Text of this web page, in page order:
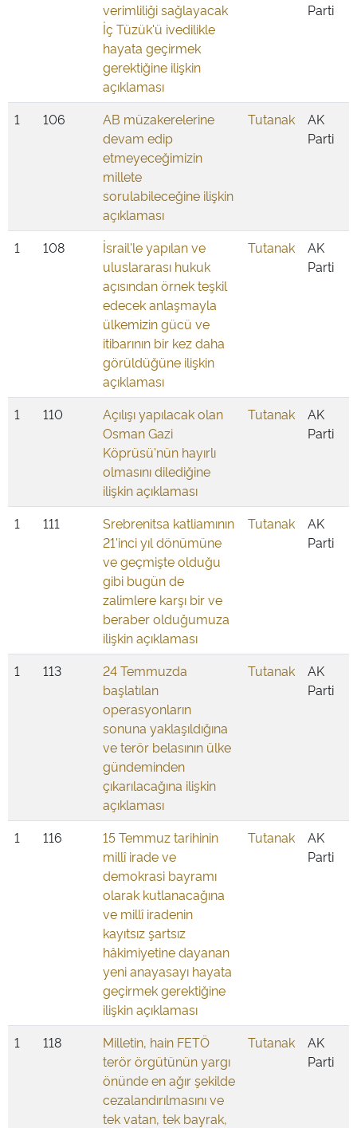
verimliliği sağlayacak
İç Tüzük'ü ivedilikle
hayata geçirmek
gerektiğine ilişkin
açıklaması
Parti
1 106
AB müzakerelerine
devam edip
etmeyeceğimizin
millete
sorulabileceğine ilişkin
açıklaması
Tutanak
AK
Parti
1 108
İsrail'le yapılan ve
uluslararası hukuk
açısından örnek teşkil
edecek anlaşmayla
ülkemizin gücü ve
itibarının bir kez daha
görüldüğüne ilişkin
açıklaması
Tutanak
AK
Parti
1 110
Açılışı yapılacak olan
Osman Gazi
Köprüsü'nün hayırlı
olmasını dilediğine
ilişkin açıklaması
Tutanak
AK
Parti
1 111
Srebrenitsa katliamının
21'inci yıl dönümüne
ve geçmişte olduğu
gibi bugün de
zalimlere karşı bir ve
beraber olduğumuza
ilişkin açıklaması
Tutanak
AK
Parti
1 113
24 Temmuzda
başlatılan
operasyonların
sonuna yaklaşıldığına
ve terör belasının ülke
gündeminden
çıkarılacağına ilişkin
açıklaması
Tutanak
AK
Parti
1 116
15 Temmuz tarihinin
millî irade ve
demokrasi bayramı
olarak kutlanacağına
ve millî iradenin
kayıtsız şartsız
hâkimiyetine dayanan
yeni anayasayı hayata
geçirmek gerektiğine
ilişkin açıklaması
Tutanak
AK
Parti
1 118
Milletin, hain FETÖ
terör örgütünün yargı
önünde en ağır şekilde
cezalandırılmasını ve
tek vatan, tek bayrak,
Tutanak
AK
Parti